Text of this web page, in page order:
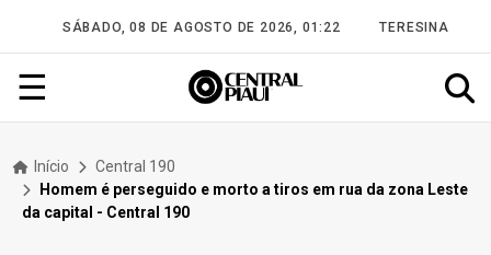
SÁBADO, 08 DE AGOSTO DE 2026, 01:22 TERESINA
☰
Início
Central 190
Homem é perseguido e morto a tiros em rua da zona Leste
da capital - Central 190